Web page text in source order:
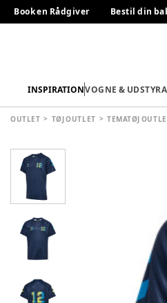
Book en Rådgiver Bestil din
INSPIRATIONVOGNE & UDSTYR
OUTLET TØJ OUTLET TEMATØJ